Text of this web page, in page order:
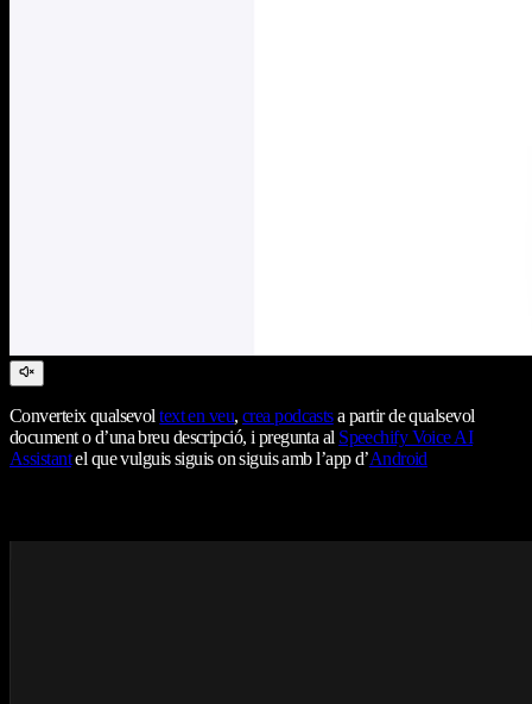
Converteix qualsevoltext en veu, crea podcastsa partir de qualsevol
document o d’una breu descripció, i pregunta al Speechify Voice AI
Assistantel que vulguis siguis on siguis amb l’app d’Android